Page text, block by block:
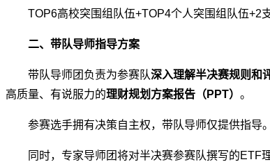
TOP6高校突围组队伍+TOP4个人突围组队伍+2
二、带队导师指导方案
带队导师团负责为参赛队深入理解半决赛规则和
高质量、有说服力的理财规划方案报告（PPT） 。
参赛选手拥有决策自主权，带队导师仅提供指导。
同时，专家导师团将对半决赛参赛队撰写的ETF